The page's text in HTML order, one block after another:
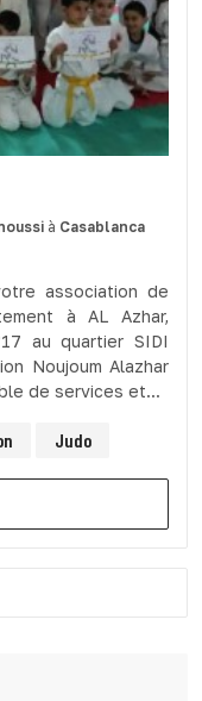
à Casablanca
association de
à AL Azhar,
au quartier SIDI
Noujoum Alazhar
de services et...
Judo